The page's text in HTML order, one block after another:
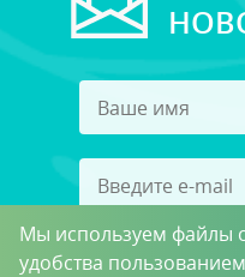
Мы используем файлы
удобства